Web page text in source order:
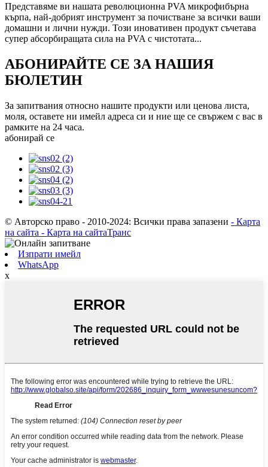
Представяме ви нашата революционна PVA микрофибърна
кърпа, най-добрият инструмент за почистване за всички ваши
домашни и лични нужди. Този иновативен продукт съчетава
супер абсорбиращата сила на PVA с чистотата...
АБОНИРАЙТЕ СЕ ЗА НАШИЯ
БЮЛЕТИН
За запитвания относно нашите продукти или ценова листа,
моля, оставете ни имейл адреса си и ние ще се свържем с вас в
рамките на 24 часа.
абонирай се
© Авторско право - 2010-2024: Всички права запазени - Карта
на сайта - Карта на сайтаТранс
Изпрати имейл
WhatsApp
х